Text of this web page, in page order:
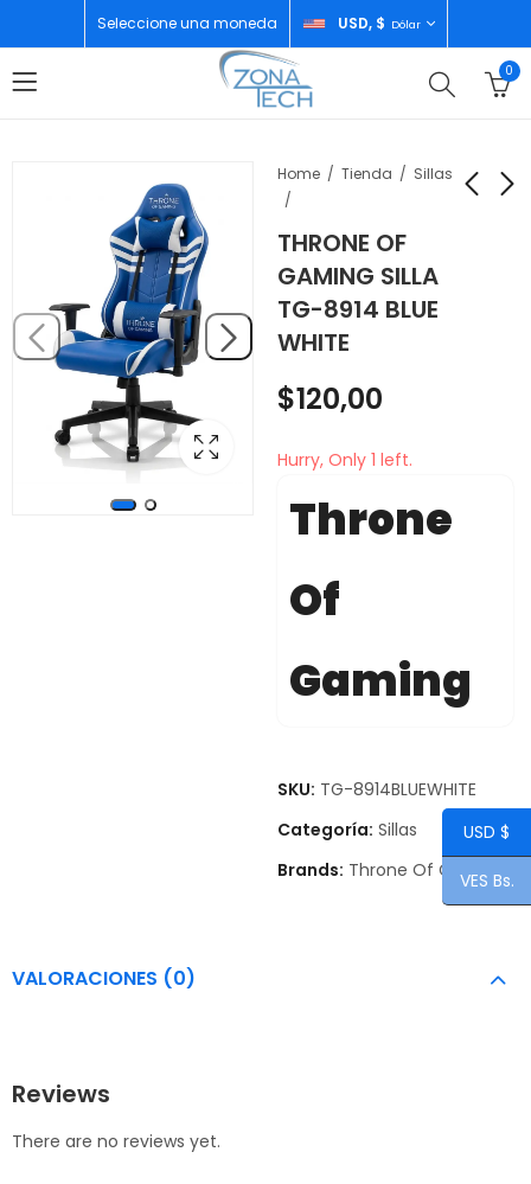
Seleccione una moneda USD, $ Dólar
0
Home Tienda Sillas
THRONE OF
GAMING SILLA
TG-8914 BLUE
WHITE
10" 4GB/64GB
NEGRO
$88,00
4GB/128GB IRIS BLUE
$90,00
$120,00
Hurry, Only 1 left.
Throne
Of
Gaming
SKU: TG-8914BLUEWHITE
Categoría: Sillas
Brands: Throne Of Gaming
VALORACIONES (0)
Reviews
There are no reviews yet.
USD $
VES Bs.